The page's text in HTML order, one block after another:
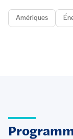
Amériques